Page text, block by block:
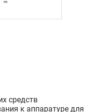
средств
к аппаратуре для